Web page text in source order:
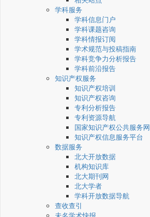
学科服务
学科信息门户
学科课题咨询
学科情报订阅
学术规范与投稿指南
学科竞争力分析报告
学科前沿报告
知识产权服务
知识产权培训
知识产权咨询
专利分析报告
专利资源导航
国家知识产权公共服务网
知识产权信息服务平台
数据服务
北大开放数据
机构知识库
北大期刊网
北大学者
学科开放数据导航
查收查引